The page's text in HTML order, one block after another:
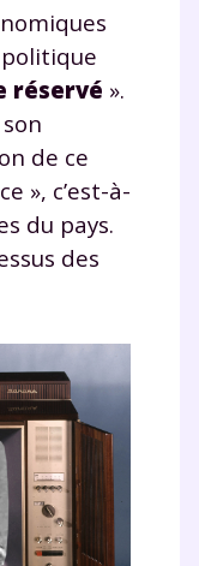
réservé ».
de ce
», c’est-à-
du pays.
des